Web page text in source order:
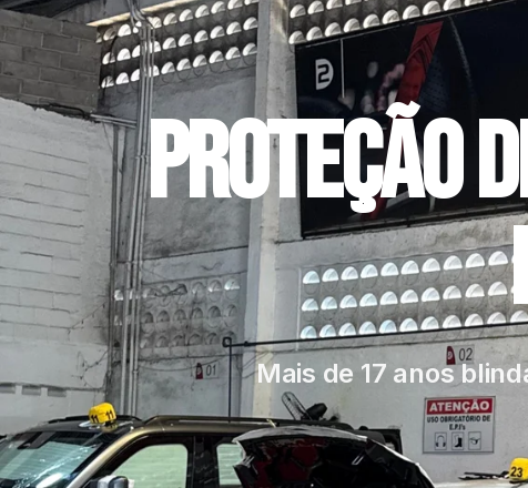
Proteção
Mais de 17 anos